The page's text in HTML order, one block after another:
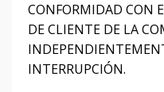
CONFORMIDAD CON
DE CLIENTE DE LA
INTERRUPCIÓN.